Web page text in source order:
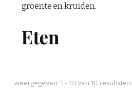
groente en kruiden.
Eten
weergegeven: 1 - 10 van 10 resultaten